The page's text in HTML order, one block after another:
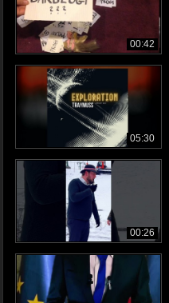
00:42
05:30
00:26